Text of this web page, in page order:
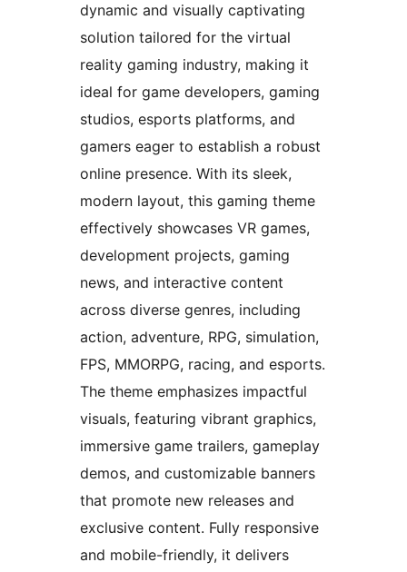
dynamic and visually captivating
solution tailored for the virtual
reality gaming industry, making it
ideal for game developers, gaming
studios, esports platforms, and
gamers eager to establish a robust
online presence. With its sleek,
modern layout, this gaming theme
effectively showcases VR games,
development projects, gaming
news, and interactive content
across diverse genres, including
action, adventure, RPG, simulation,
FPS, MMORPG, racing, and esports.
The theme emphasizes impactful
visuals, featuring vibrant graphics,
immersive game trailers, gameplay
demos, and customizable banners
that promote new releases and
exclusive content. Fully responsive
and mobile-friendly, it delivers